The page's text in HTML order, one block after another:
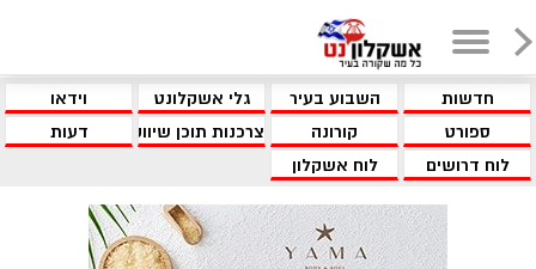
חדשות השבוע בעיר גלי אשקלונט
וידאו
ספורט
קורונה צרכנות תוכן שיווקי
דעות
לוח דרושים
לוח אשקלון